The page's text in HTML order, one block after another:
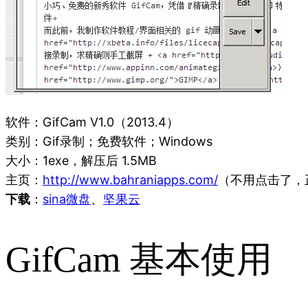
软件：GifCam V1.0（2013.4）
类别：Gif录制；免费软件；Windows
大小：1exe，解压后 1.5MB
主页： http://www.bahraniapps.com/ （不用点击了，
下载 ： sina微盘、 坚果云
GifCam 基本使用